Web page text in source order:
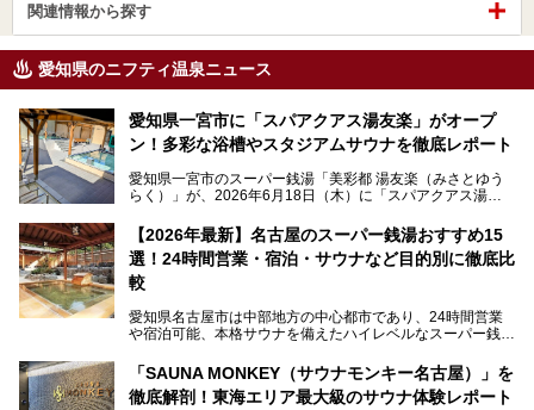
関連情報から探す
愛知県のニフティ温泉ニュース
愛知県一宮市に「スパアクアス湯友楽」がオープ
ン！多彩な浴槽やスタジアムサウナを徹底レポート
愛知県一宮市のスーパー銭湯「美彩都 湯友楽（みさとゆう
らく）」が、2026年6月18日（木）に「スパアクアス湯友
この地で30年にわたり愛され続けてきた施設だからこそ、
地元住民をはじめオープンを待ちわびている人も多いのでは
ないでしょうか。
老朽化した設備の補修を機に、2年前からじっくり構想を練
ってきたというだけあって、館内の充実度は想像以上。
以前の4倍に拡張したという露天エリアや10の浴槽、40人収
容の巨大なスタジアムサウナに、岩盤浴やリラクゼーション
までまるごと楽しめる施設に生まれ変わりました。
今回は、全面リニューアルして新しくなった「スパアクアス
【2026年最新】名古屋のスーパー銭湯おすすめ15
選！24時間営業・宿泊・サウナなど目的別に徹底比
較
愛知県名古屋市は中部地方の中心都市であり、24時間営業
や宿泊可能、本格サウナを備えたハイレベルなスーパー銭湯
そのため、「日々の仕事の疲れを心身ともにリセットした
い」「休日に時間を忘れて1日中ダラダラ過ごしたい」「コ
「SAUNA MONKEY（サウナモンキー名古屋）」を
徹底解剖！東海エリア最大級のサウナ体験レポート